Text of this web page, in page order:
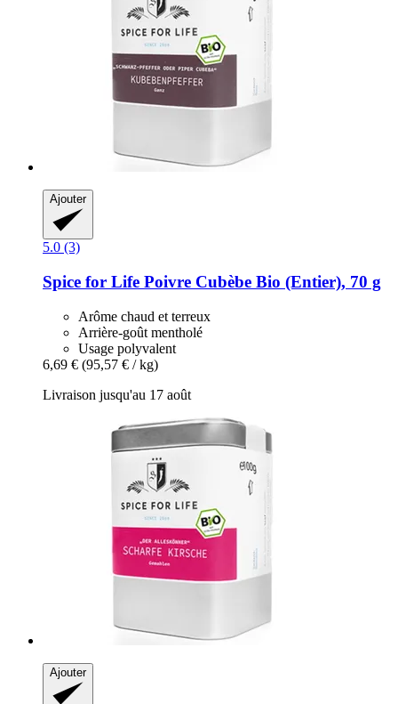
Ajouter
5.0 (3)
Spice for Life Poivre Cubèbe Bio (Entier), 70 g
Arôme chaud et terreux
Arrière-goût mentholé
Usage polyvalent
6,69 € (95,57 € / kg)
Livraison jusqu'au 17 août
Ajouter